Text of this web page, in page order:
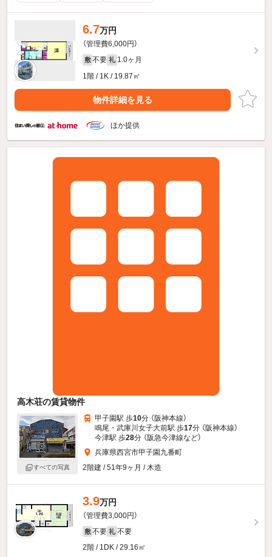
6.7万円
（管理費6,000円）
敷 不要 礼 1.0ヶ月
1階 / 1K / 19.87㎡
物件詳細を見る
ほか提供
高木荘の賃貸物件
すべての写真
甲子園駅 歩10分 （阪神本線）
鳴尾・武庫川女子大前駅 歩17分 （阪神本線）
今津駅 歩28分 （阪急今津線など）
兵庫県西宮市甲子園九番町
2階建 / 51年9ヶ月 / 木造
3.9万円
（管理費3,000円）
敷 不要 礼 不要
2階 / 1DK / 29.16㎡